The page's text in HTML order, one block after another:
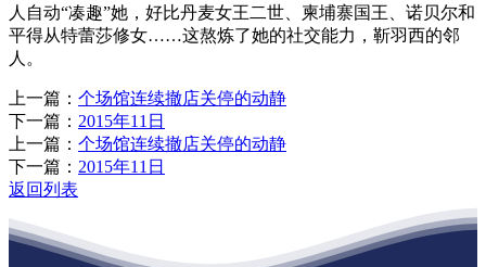
人自动“凑趣”她，好比丹麦女王二世、柬埔寨国王、诺贝尔和
平得从特蕾莎修女……这熬炼了她的社交能力，靳羽西的邻
人。
上一篇： 个场馆连续撤店关停的动静
下一篇： 2015年11日
上一篇： 个场馆连续撤店关停的动静
下一篇： 2015年11日
返回列表